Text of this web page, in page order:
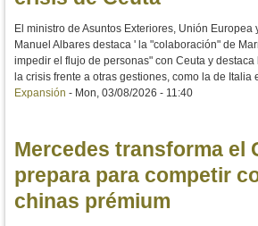
El ministro de Asuntos Exteriores, Unión Europea
Manuel Albares destaca ' la "colaboración" de
impedir el flujo de personas" con Ceuta y
la crisis frente a otras gestiones, como la de Italia
Expansión - Mon, 03/08/2026 - 11:40
Mercedes transforma el
prepara para competir
chinas prémium